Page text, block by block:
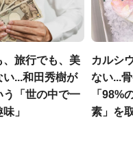
、旅行でも、美
...和田秀樹が
「世の中で一
」
カルシ
ない...
「98%
素」を